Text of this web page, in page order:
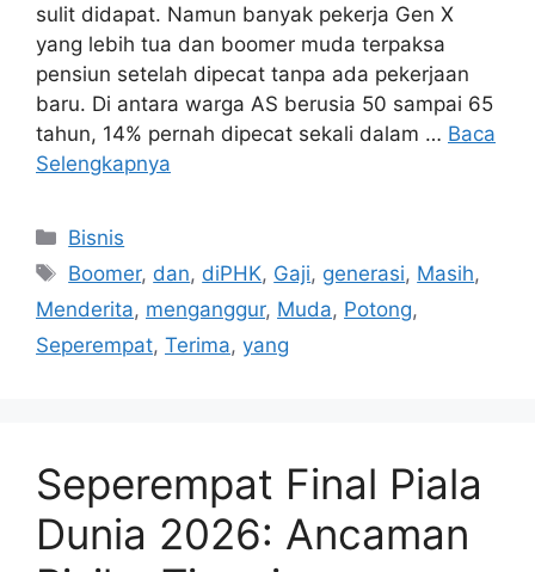
sulit didapat. Namun banyak pekerja Gen X
yang lebih tua dan boomer muda terpaksa
pensiun setelah dipecat tanpa ada pekerjaan
baru. Di antara warga AS berusia 50 sampai 65
tahun, 14% pernah dipecat sekali dalam … Baca
Selengkapnya
Kategori
Bisnis
Tag
Boomer, dan, diPHK, Gaji, generasi, Masih,
Menderita, menganggur, Muda, Potong,
Seperempat, Terima, yang
Seperempat Final Piala
Dunia 2026: Ancaman